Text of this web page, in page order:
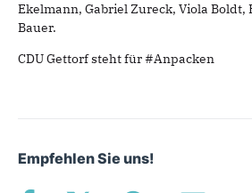
Ekelmann, Gabriel Zureck, Viola Boldt,
Bauer.
CDU Gettorf steht für #Anpacken
Empfehlen Sie uns!